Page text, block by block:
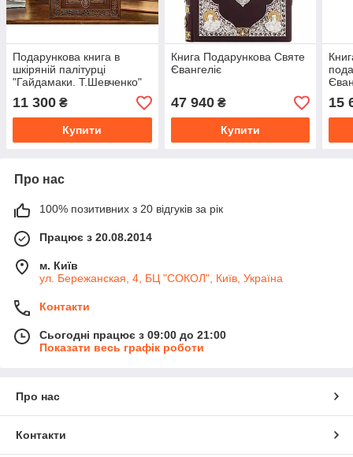
Подарункова книга в
шкіряній палітурці
"Гайдамаки. Т.Шевченко"
11 300 ₴
Купити
Книга Подарункова Святе
Євангеліє
47 940₴
Купити
15
Про нас
100% позитивних з 20 відгуків за рік
Працює з 20.08.2014
м. Київ
ул. Бережанская, 4, БЦ "СОКОЛ", Київ, Україна
Контакти
Сьогодні працює з 09:00 до 21:00
Показати весь графік роботи
Про нас
Контакти